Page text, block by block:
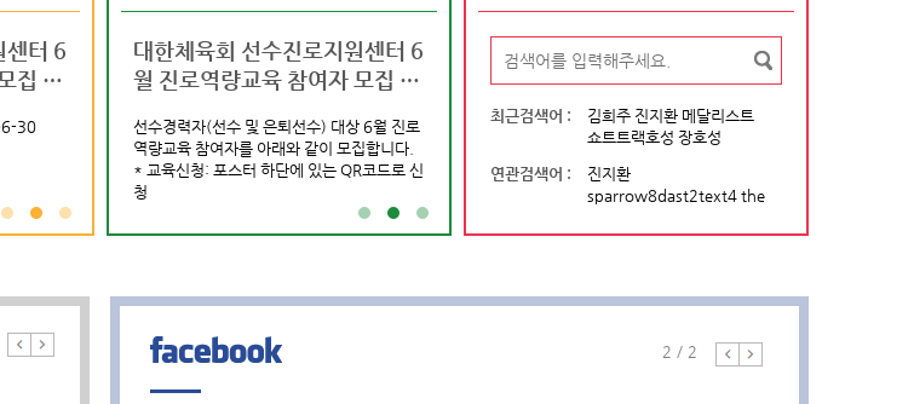
2027 충청권 하계세계대학경기
대회 조직위원회 제9차 전문직
모집인원 : 0명
신청기간 : 2026-05-07~2026-05-12
파견기관 :2027충청권하계세계대학경기대
회조직위원회
센터 6
집 안
30
2026 국제스포츠 실무역량 강
신청기간 : 2026-04-30~2026-05-17
주최기관 :국민체육진흥공단
2026 국제대학스포츠연맹
(FISU) 아카데미 코리아 참가자
신청기간 : 2026-06-09~2026-06-18
주최기관 :국제대학스포츠연맹(FISU) 학생대
사 등
국제스포
으로 새롭
포츠정보센터라
바랍니다.
대한체육회 선수진로지원센터 6
월 진로역량교육 참여자 모집 안
선수경력자(선수 및 은퇴선수) 대상 6월 진로
역량교육 참여자를 아래와 같이 모집합니다.
* 교육신청: 포스터 하단에 있는 QR코드로 신
청
2026 국제대학스포츠연맹
(FISU) 학생대사 양성 프로그램
참가자 선발 안내
국제스포츠인재풀이
츠정보센터라는 이름
게 출발합니다.
국제스포츠인재풀이 국제스포
랍니다.
최근검색어 :
김희주 진지환 메달리스트
쇼트트랙호성 장호성
연관검색어 :
진지환
sparrow8dast2text4 the
2 / 2
[대한체육회 주로잔대표부 현지직원 채용 공고] 주로잔대표부에서 다음과 같
이 사무보조 계약직을 모집중에 있사오니, 관심있으신 분들의 많은 참여 바랍
니다. 1. 채용 분야 * 직무: 계약직 (현지직원)/ 사무보조 * 담당업무: 국제스
시 근무가 가능한자 * 영어 및 불어 능통자 4. 접수기간 및 방법 * 접수기간:
2024. 6. 26.(수) ~ 7. 5(금) CET 12:00(KST 19:00)까지 * 신청방법: 지원
[2024 국제스포츠행정가 양성과정(드림투게더마스터) 교육생 모집] 국제스
요 1) 과 정 명: 2024년 국제스포츠행정가 양성사업(드림투게더마스터) 2)